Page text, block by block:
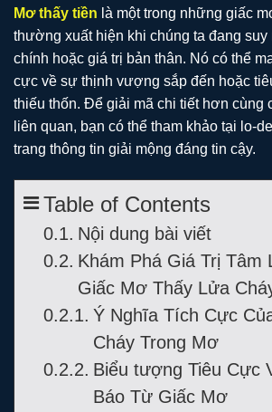
Mơ thấy tiền là một trong những giấc
thường xuất hiện khi chúng ta đang suy
chính hoặc giá trị bản thân. Nó có thể
cực về sự thịnh vượng sắp đến hoặc
thiếu thốn. Để giải mã chi tiết hơn cùng
liên quan, bạn có thể tham khảo tại lo-
trang thông tin giải mộng đáng tin cậy.
Table of Contents
Nội dung bài viết
Khám Phá Giá Trị Tâm
Giấc Mơ Thấy Lửa
Ý Nghĩa Tích Cực
Cháy Trong Mơ
Biểu tượng Tiêu Cực
Báo Từ Giấc Mơ